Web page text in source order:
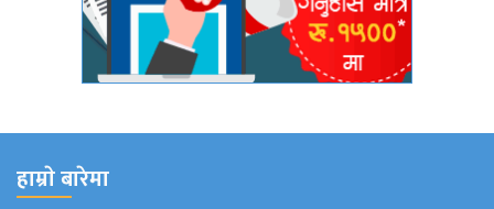
हाम्राे बारेमा